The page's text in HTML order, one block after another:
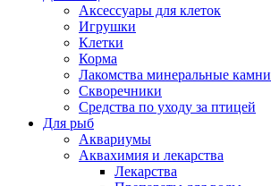
Аксессуары для клеток
Игрушки
Клетки
Корма
Лакомства минеральные камни
Скворечники
Средства по уходу за птицей
Для рыб
Аквариумы
Аквахимия и лекарства
Лекарства